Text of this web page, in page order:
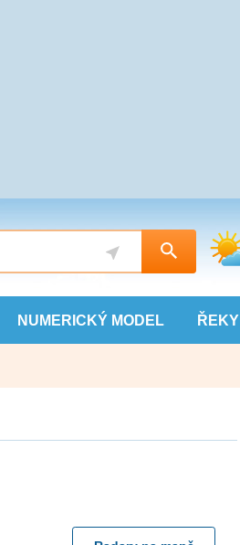
NUMERICKÝ MODEL ŘEKY